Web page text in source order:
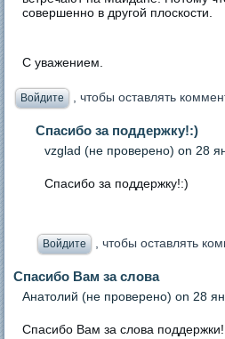
совершенно в другой плоскости.
С уважением.
Войдите , чтобы оставлять
Спасибо за поддержку!:)
vzglad (не проверено) on 28
Спасибо за поддержку!:)
Войдите , чтобы оставлять
Спасибо Вам за слова
Анатолий (не проверено) on 28
Спасибо Вам за слова поддержки!